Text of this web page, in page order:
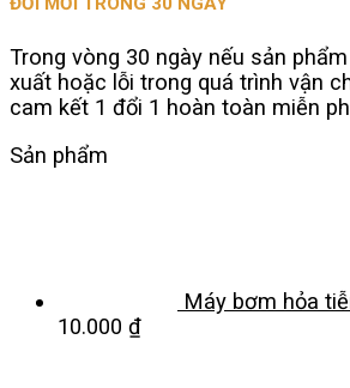
Trong vòng 30 ngày nếu sản
xuất hoặc lỗi trong quá trình vận
cam kết 1 đổi 1 hoàn toàn miễn
Sản phẩm
Máy bơm hỏa
10.000 ₫